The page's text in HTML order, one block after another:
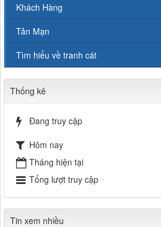
Khách Hàng
Tản Mạn
Tìm hiểu về tranh cát
Thống kê
Đang truy cập
Hôm nay
Tháng hiện tại
Tổng lượt truy cập
Tin xem nhiều